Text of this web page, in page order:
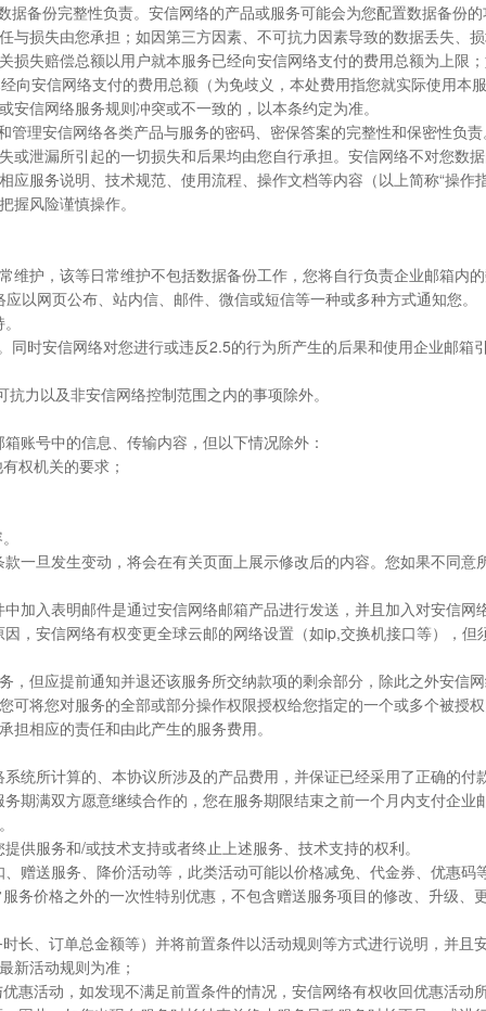
备份完整性负责。安信网络的产品或服务可能会为您配置数据备份
与损失由您承担；如因第三方因素、不可抗力因素导致的数据丢失、
损失赔偿总额以用户就本服务已经向安信网络支付的费用总额为上限
向安信网络支付的费用总额（为免歧义，本处费用指您就实际使用本
信网络服务规则冲突或不一致的，以本条约定为准。
理安信网络各类产品与服务的密码、密保答案的完整性和保密性负
或泄漏所引起的一切损失和后果均由您自行承担。安信网络不对您数
服务说明、技术规范、使用流程、操作文档等内容（以上简称“操
握风险谨慎操作。
护，该等日常维护不包括数据备份工作，您将自行负责企业邮箱内
以网页公布、站内信、邮件、微信或短信等一种或多种方式通知您。
时安信网络对您进行或违反2.5的行为所产生的后果和使用企业邮
力以及非安信网络控制范围之内的事项除外。
账号中的信息、传输内容，但以下情况除外：
权机关的要求；
一旦发生变动，将会在有关页面上展示修改后的内容。您如果不同
加入表明邮件是通过安信网络邮箱产品进行发送，并且加入对安信网
，安信网络有权变更全球云邮的网络设置（如ip,交换机接口等），
，但应提前通知并退还该服务所交纳款项的剩余部分，除此之外安信
可将您对服务的全部或部分操作权限授权给您指定的一个或多个被授
相应的责任和由此产生的服务费用。
统所计算的、本协议所涉及的产品费用，并保证已经采用了正确的付
期满双方愿意继续合作的，您在服务期限结束之前一个月内支付企
供服务和/或技术支持或者终止上述服务、技术支持的权利。
赠送服务、降价活动等，此类活动可能以价格减免、代金券、优惠码
务价格之外的一次性特别优惠，不包含赠送服务项目的修改、升级
长、订单总金额等）并将前置条件以活动规则等方式进行说明，并
新活动规则为准；
惠活动，如发现不满足前置条件的情况，安信网络有权收回优惠活